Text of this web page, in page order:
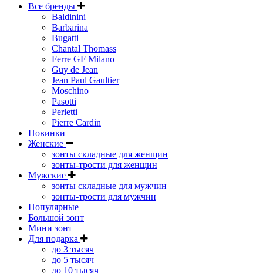
Все бренды
Baldinini
Barbarina
Bugatti
Chantal Thomass
Ferre GF Milano
Guy de Jean
Jean Paul Gaultier
Moschino
Pasotti
Perletti
Pierre Cardin
Новинки
Женские
зонты складные для женщин
зонты-трости для женщин
Мужские
зонты складные для мужчин
зонты-трости для мужчин
Популярные
Большой зонт
Мини зонт
Для подарка
до 3 тысяч
до 5 тысяч
до 10 тысяч